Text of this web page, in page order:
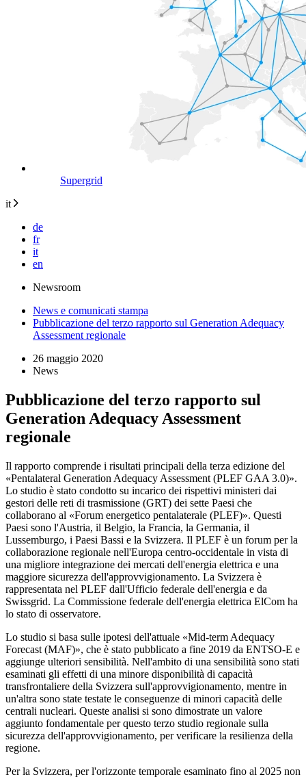
Supergrid
it
de
fr
it
en
Newsroom
News e comunicati stampa
Pubblicazione del terzo rapporto sul Generation Adequacy
Assessment regionale
26 maggio 2020
News
Pubblicazione del terzo rapporto sul
Generation Adequacy Assessment
regionale
Il rapporto comprende i risultati principali della terza edizione del
«Pentalateral Generation Adequacy Assessment (PLEF GAA 3.0)».
Lo studio è stato condotto su incarico dei rispettivi ministeri dai
gestori delle reti di trasmissione (GRT) dei sette Paesi che
collaborano al «Forum energetico pentalaterale (PLEF)». Questi
Paesi sono l'Austria, il Belgio, la Francia, la Germania, il
Lussemburgo, i Paesi Bassi e la Svizzera. Il PLEF è un forum per la
collaborazione regionale nell'Europa centro-occidentale in vista di
una migliore integrazione dei mercati dell'energia elettrica e una
maggiore sicurezza dell'approvvigionamento. La Svizzera è
rappresentata nel PLEF dall'Ufficio federale dell'energia e da
Swissgrid. La Commissione federale dell'energia elettrica ElCom ha
lo stato di osservatore.
Lo studio si basa sulle ipotesi dell'attuale «Mid-term Adequacy
Forecast (MAF)», che è stato pubblicato a fine 2019 da ENTSO-E e
aggiunge ulteriori sensibilità. Nell'ambito di una sensibilità sono stati
esaminati gli effetti di una minore disponibilità di capacità
transfrontaliere della Svizzera sull'approvvigionamento, mentre in
un'altra sono state testate le conseguenze di minori capacità delle
centrali nucleari. Queste analisi si sono dimostrate un valore
aggiunto fondamentale per questo terzo studio regionale sulla
sicurezza dell'approvvigionamento, per verificare la resilienza della
regione.
Per la Svizzera, per l'orizzonte temporale esaminato fino al 2025 non